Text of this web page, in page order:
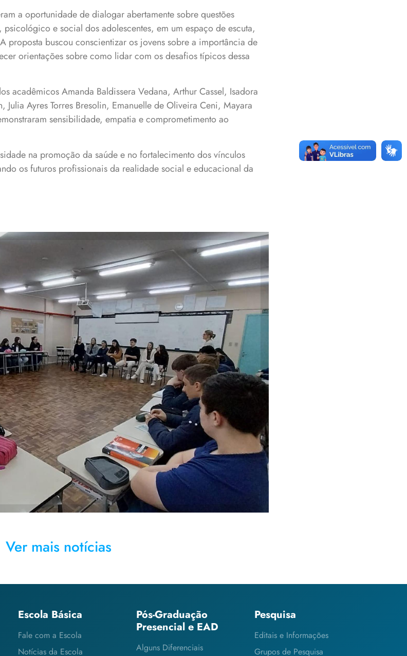
a oportunidade de dialogar abertamente sobre questões
e social dos adolescentes, em um espaço de escuta,
proposta buscou conscientizar os jovens sobre a importância de
orientações sobre como lidar com os desafios típicos dessa
acadêmicos Amanda Baldissera Vedana, Arthur Cassel, Isadora
Julia Ayres Torres Bresolin, Emanuelle de Oliveira Ceni, Mayara
sensibilidade, empatia e comprometimento ao
na promoção da saúde e no fortalecimento dos vínculos
os futuros profissionais da realidade social e educacional da
tratou da importância da saúde mental
Ver mais notícias
Escola Básica
Fale com a Escola
Notícias da Escola
Pós-Graduação
Presencial e EAD
Alguns Diferenciais
Pesquisa
Editais e Informações
Grupos de Pesquisa